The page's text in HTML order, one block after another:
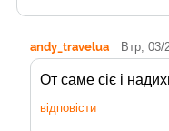
andy_travelua Втр, 03/
От саме сіє і
відповісти